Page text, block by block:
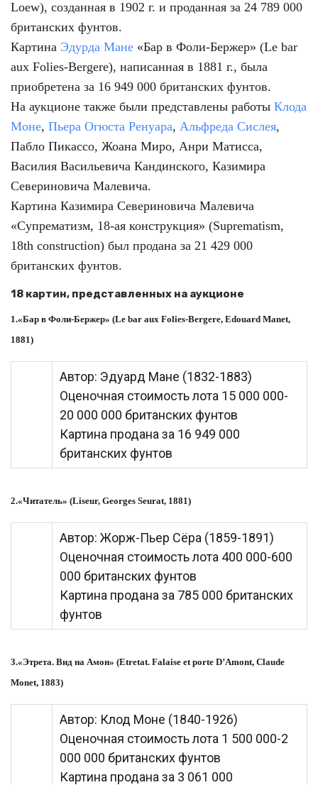
Loew), созданная в 1902 г. и проданная за 24 789 000
британских фунтов.
Картина Эдурда Мане «Бар в Фоли-Бержер» (Le bar
aux Folies-Bergere), написанная в 1881 г., была
приобретена за 16 949 000 британских фунтов.
На аукционе также были представлены работы Клода
Моне, Пьера Огюста Ренуара, Альфреда Сислея,
Пабло Пикассо, Жоана Миро, Анри Матисса,
Василия Васильевича Кандинского, Казимира
Севериновича Малевича.
Картина Казимира Севериновича Малевича
«Супрематизм, 18-ая конструкция» (Suprematism,
18th construction) был продана за 21 429 000
британских фунтов.
18 картин, представленных на аукционе
1.«Бар в Фоли-Бержер» (Le bar aux Folies-Bergere, Edouard Manet,
1881)
Автор: Эдуард Мане (1832-1883)
Оценочная стоимость лота 15 000 000-
20 000 000 британских фунтов
Картина продана за 16 949 000
британских фунтов
2.«Читатель» (Liseur, Georges Seurat, 1881)
Автор: Жорж-Пьер Сёра (1859-1891)
Оценочная стоимость лота 400 000-600
000 британских фунтов
Картина продана за 785 000 британских
фунтов
3.«Этрета. Вид на Амон» (Etretat. Falaise et porte D’Amont, Claude
Monet, 1883)
Автор: Клод Моне (1840-1926)
Оценочная стоимость лота 1 500 000-2
000 000 британских фунтов
Картина продана за 3 061 000